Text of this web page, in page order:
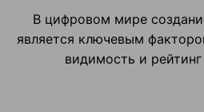
В цифровом мире
является ключевым
видимость и